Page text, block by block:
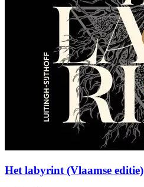
Het labyrint (Vlaamse editie)